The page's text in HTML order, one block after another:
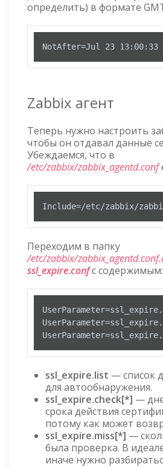
определить) в формате
NotAfter=Jul 23 13:00:33
Zabbix агент
Теперь нужно настроить
чтобы он отдавал данные
Убеждаемся, что в
/etc/zabbix/zabbix_agentd.conf
Include=/etc/zabbix/
Переходим в папку
/etc/zabbix/
ssl_expire.confс содержимым:
ssl_expire.list — список
для автообнаружения.
ssl_expire.check[*] —
срока действия
потому как может
ssl_expire.miss[*] —
была проверка. В
иначе нужно